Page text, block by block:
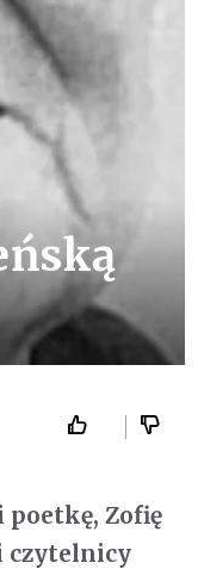
poetkę, Zofię
czytelnicy